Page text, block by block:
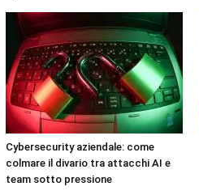
Cybersecurity aziendale: come
colmare il divario tra attacchi AI e
team sotto pressione